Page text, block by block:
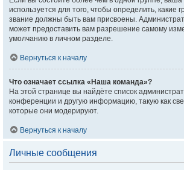
используется для того, чтобы определить, какие
звание должны быть вам присвоены.
может предоставить вам разрешение самому
умолчанию в личном разделе.
Вернуться к началу
Что означает ссылка «Наша команда»?
На этой странице вы найдёте список
конференции и другую информацию, такую как
которые они модерируют.
Вернуться к началу
Личные сообщения